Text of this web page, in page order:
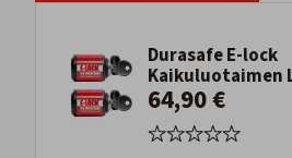
Durasafe E-lock
Kaikuluotaimen
64,90 €